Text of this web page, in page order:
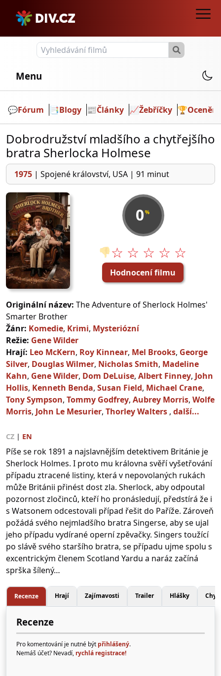
Menu
💬️Fórum 📑Blogy 📰Články 📈Žebříčky 🏆Ocenění
Dobrodružství mladšího a chytřejšího
bratra Sherlocka Holmese
1975 | Spojené království, USA | 91 minut
0 %
👎☆ ☆ ☆ ☆ ☆
Hodnocení filmu
Originální název: The Adventure of Sherlock Holmes'
Smarter Brother
Žánr: Komedie, Krimi, Mysteriózní
Režie: Gene Wilder
Hrají: Leo McKern, Roy Kinnear, Mel Brooks, George
Silver, Douglas Wilmer, Nicholas Smith, Madeline
Kahn, Gene Wilder, Dom DeLuise, Albert Finney, John
Hollis, Kenneth Benda, Susan Field, Michael Crane,
Tony Sympson, Tommy Godfrey, Aubrey Morris, Wolfe
Morris, John Le Mesurier, Thorley Walters , další...
CZ | EN
Píše se rok 1891 a najslavnějším detektivem Británie je
Sherlock Holmes. I proto mu královna svěří vyšetřování
případu ztracené listiny, která v nepovolaných rukách
může Británii přinést dost zla. Sherlock, aby odpoutal
pozornost zločinců, kteří ho pronásledují, předstírá že i
s Watsonem odcestovali případ řešit do Paříže. Zároveň
požádá svého nejmladšího bratra Singerse, aby se ujal
jeho případu vydírané operní zpěvačky. Singers toužící
po slávě svého staršího bratra, se případu ujme spolu s
excentrickým členem Scotland Yardu a naráz začíná
sprška šílený…
Recenze Hrají Zajímavosti Trailer Hlášky
Recenze
Pro komentování je nutné být přihlášený.
Nemáš účet? Nevadí, rychlá registrace!